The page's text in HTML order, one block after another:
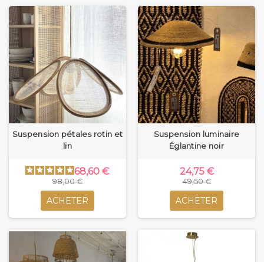
Suspension pétales rotin et
lin
68,60 €
98,00 €
ACHETER
Suspension luminaire
Églantine noir
24,75 €
49,50 €
ACHETER